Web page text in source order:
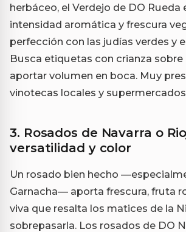
herbáceo, el Verdejo de DO Rueda
intensidad aromática y frescura
perfección con las judías verdes y
Busca etiquetas con crianza sobre
aportar volumen en boca. Muy
vinotecas locales y
3. Rosados de Navarra o
versatilidad y color
Un rosado bien hecho
Garnacha— aporta frescura, fruta
viva que resalta los matices de la
sobrepasarla. Los rosados de DO